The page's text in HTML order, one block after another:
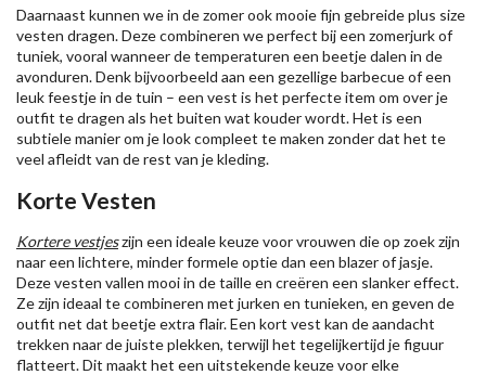
Daarnaast kunnen we in de zomer ook mooie fijn gebreide plus size
vesten dragen. Deze combineren we perfect bij een zomerjurk of
tuniek, vooral wanneer de temperaturen een beetje dalen in de
avonduren. Denk bijvoorbeeld aan een gezellige barbecue of een
leuk feestje in de tuin – een vest is het perfecte item om over je
outfit te dragen als het buiten wat kouder wordt. Het is een
subtiele manier om je look compleet te maken zonder dat het te
veel afleidt van de rest van je kleding.
Korte Vesten
Kortere vestjeszijn een ideale keuze voor vrouwen die op zoek zijn
naar een lichtere, minder formele optie dan een blazer of jasje.
Deze vesten vallen mooi in de taille en creëren een slanker effect.
Ze zijn ideaal te combineren met jurken en tunieken, en geven de
outfit net dat beetje extra flair. Een kort vest kan de aandacht
trekken naar de juiste plekken, terwijl het tegelijkertijd je figuur
flatteert. Dit maakt het een uitstekende keuze voor elke